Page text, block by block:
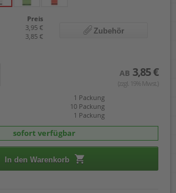
Preis
3,95 €
3,85 €
Zubehör
AB 3,85 €
(zzgl. 19% Mwst.)
1 Packung
10 Packung
1 Packung
sofort verfügbar
In den Warenkorb